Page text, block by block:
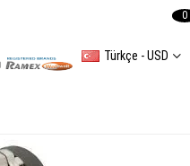
Türkçe - USD
0